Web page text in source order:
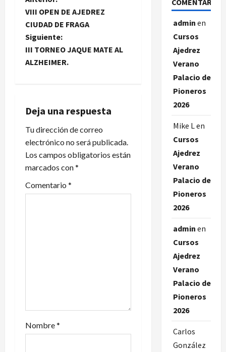
a
v
e
a
c
i
ó
n
r
VIII OPEN DE AJEDREZ
CIUDAD DE FRAGA
Siguiente:
III TORNEO JAQUE MATE AL
ALZHEIMER.
Deja una respuesta
Tu dirección de correo
electrónico no será publicada.
Los campos obligatorios están
marcados con*
Comentario *
Nombre*
COMENTARIOS
admin en
Cursos
Ajedrez
Verano
Palacio de
Pioneros
2026
Mike Len
Cursos
Ajedrez
Verano
Palacio de
Pioneros
2026
admin en
Cursos
Ajedrez
Verano
Palacio de
Pioneros
2026
Carlos
González